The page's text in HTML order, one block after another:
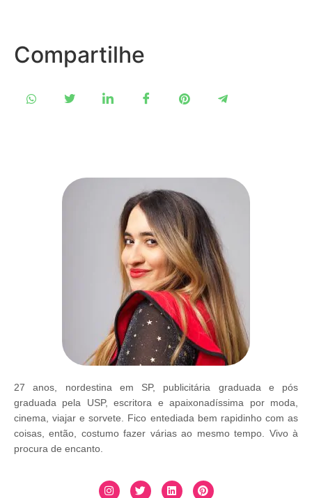
Compartilhe
27 anos, nordestina em SP, publicitária graduada e pós
graduada pela USP, escritora e apaixonadíssima por moda,
cinema, viajar e sorvete. Fico entediada bem rapidinho com as
coisas, então, costumo fazer várias ao mesmo tempo. Vivo à
procura de encanto.